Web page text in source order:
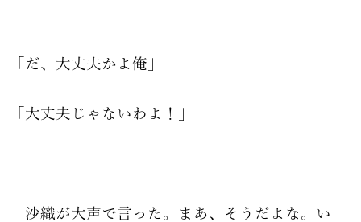
「だ、大丈夫かよ俺」
「大丈夫じゃないわよ！」
沙織が大声で言った。まあ、そうだよな。い